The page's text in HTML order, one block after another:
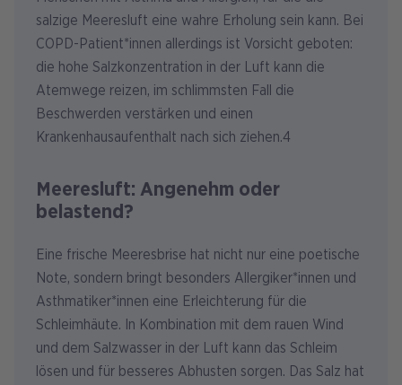
salzige Meeresluft eine wahre Erholung sein kann. Bei
COPD-Patient*innen allerdings ist Vorsicht geboten:
die hohe Salzkonzentration in der Luft kann die
Atemwege reizen, im schlimmsten Fall die
Beschwerden verstärken und einen
Krankenhausaufenthalt nach sich ziehen.4
Meeresluft: Angenehm oder
belastend?
Eine frische Meeresbrise hat nicht nur eine poetische
Note, sondern bringt besonders Allergiker*innen und
Asthmatiker*innen eine Erleichterung für die
Schleimhäute. In Kombination mit dem rauen Wind
und dem Salzwasser in der Luft kann das Schleim
lösen und für besseres Abhusten sorgen. Das Salz hat